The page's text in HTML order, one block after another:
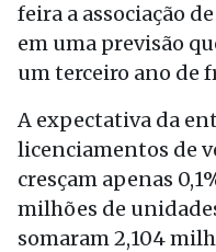
feira a associação
em uma previsão
um terceiro ano de
A expectativa da
licenciamentos de
cresçam apenas
milhões de
somaram 2,104